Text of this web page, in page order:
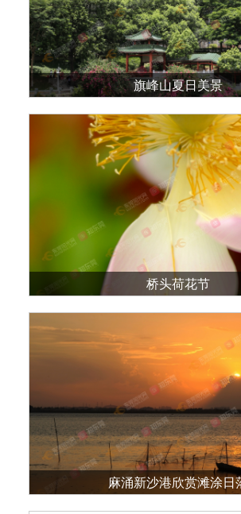
旗峰山夏日美景
桥头荷花节
麻涌新沙港欣赏滩涂日